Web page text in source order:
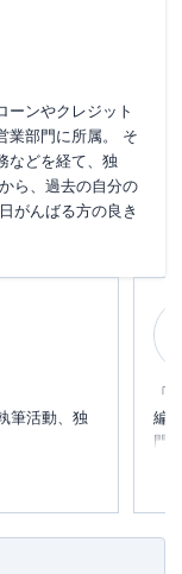
ーンやクレジット
業部門に所属。 そ
などを経て、独
ら、過去の自分の
がんばる方の良き
筆活動、独
融・保険情
にカナダや
「
編
門
め